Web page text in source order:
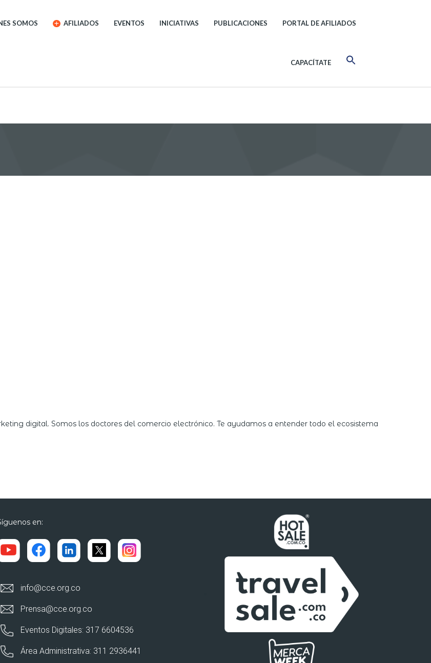
SOMOS AFILIADOS EVENTOS INICIATIVAS PUBLICACIONES PORTAL DE AFILIADOS
CAPACÍTATE
digital. Somos los doctores del comercio electrónico. Te ayudamos a entender todo el ecosistema
en:
info@cce.org.co
Prensa@cce.org.co
Eventos Digitales: 317 6604536
Área Administrativa: 311 2936441